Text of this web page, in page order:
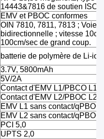
14443&7816 de soutien ISO/
EMV et PBOC conformes
OIN 7810, 7811, 7813 ; Voie
bidirectionnelle ; vitesse
100cm/sec de grand coup.
batterie de polymère de Li-ion
3.7V, 5800mAh
5V/2A
Contact d'EMV L1/PBCO L1
Contact d'EMV L2/PBOC L2
EMV L1 sans contact/qPBOC
EMV L2 sans contact/qPBOC
PCI 5,0
UPTS 2,0